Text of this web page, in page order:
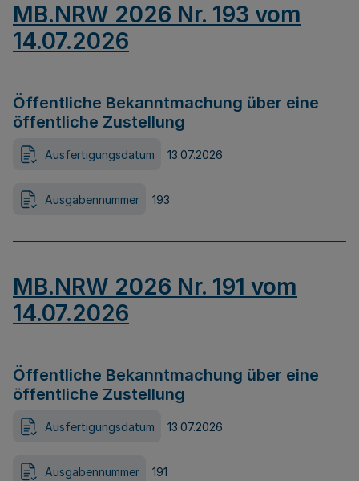
MB.NRW 2026 Nr. 193 vom
14.07.2026
Öffentliche Bekanntmachung über eine
öffentliche Zustellung
Ausfertigungsdatum 13.07.2026
Ausgabennummer 193
MB.NRW 2026 Nr. 191 vom
14.07.2026
Öffentliche Bekanntmachung über eine
öffentliche Zustellung
Ausfertigungsdatum 13.07.2026
Ausgabennummer 191